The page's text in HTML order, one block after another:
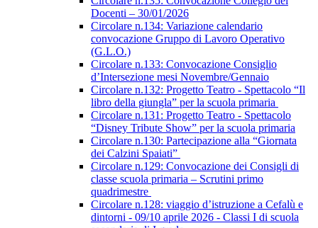
Docenti – 30/01/2026
Circolare n.134: Variazione calendario
convocazione Gruppo di Lavoro Operativo
(G.L.O.)
Circolare n.133: Convocazione Consiglio
d’Intersezione mesi Novembre/Gennaio
Circolare n.132: Progetto Teatro - Spettacolo “Il
libro della giungla” per la scuola primaria
Circolare n.131: Progetto Teatro - Spettacolo
“Disney Tribute Show” per la scuola primaria
Circolare n.130: Partecipazione alla “Giornata
dei Calzini Spaiati”
Circolare n.129: Convocazione dei Consigli di
classe scuola primaria – Scrutini primo
quadrimestre
Circolare n.128: viaggio d’istruzione a Cefalù e
dintorni - 09/10 aprile 2026 - Classi I di scuola